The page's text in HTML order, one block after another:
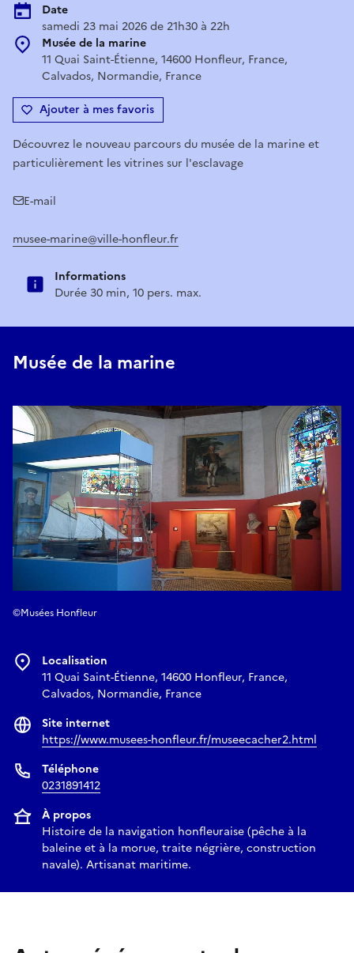
Date
samedi 23 mai 2026 de 21h30 à 22h
Musée de la marine
11 Quai Saint-Étienne, 14600 Honfleur, France,
Calvados, Normandie, France
Ajouter à mes favoris
Découvrez le nouveau parcours du musée de la marine et
particulièrement les vitrines sur l'esclavage
E-mail
musee-marine@ville-honfleur.fr
Informations
Durée 30 min, 10 pers. max.
Musée de la marine
©Musées Honfleur
Localisation
11 Quai Saint-Étienne, 14600 Honfleur, France,
Calvados, Normandie, France
Site internet
https://www.musees-honfleur.fr/museecacher2.html
Téléphone
0231891412
À propos
Histoire de la navigation honfleuraise (pêche à la
baleine et à la morue, traite négrière, construction
navale). Artisanat maritime.